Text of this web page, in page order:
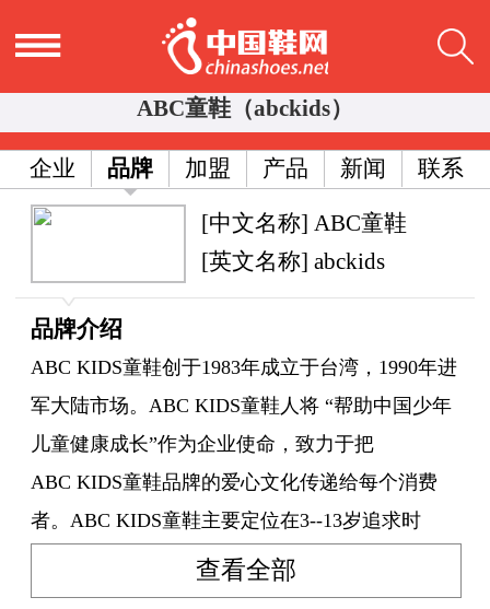
ABC童鞋（abckids）
企业 品牌 加盟 产品 新闻 联系
[中文名称] ABC童鞋
[英文名称] abckids
品牌介绍
ABC KIDS童鞋创于1983年成立于台湾，1990年进
军大陆市场。ABC KIDS童鞋人将 “帮助中国少年
儿童健康成长”作为企业使命，致力于把
ABC KIDS童鞋品牌的爱心文化传递给每个消费
者。ABC KIDS童鞋主要定位在3--13岁追求时
尚、品位、进步的少年儿童及其父母、亲友，公
司先后在温州、晋江等地设立童鞋研发生产基
查看全部